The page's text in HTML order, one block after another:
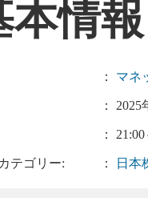
情報
： マネ
： 2025
：
テゴリー: ： 日本